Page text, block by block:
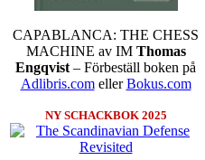
CAPABLANCA: THE CHESS
MACHINE av IM Thomas
Engqvist – Förbeställ boken på
Adlibris.comellerBokus.com
NY SCHACKBOK 2025